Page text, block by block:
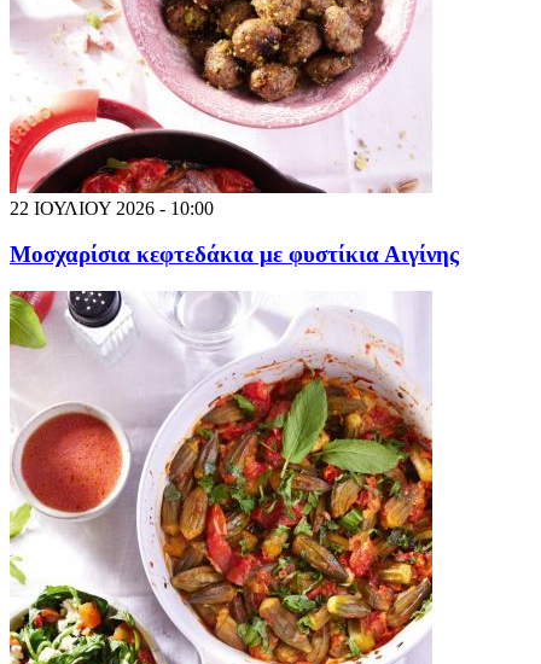
22 ΙΟΥΛΙΟΥ 2026 - 10:00
Μοσχαρίσια κεφτεδάκια με φυστίκια Αιγίνης